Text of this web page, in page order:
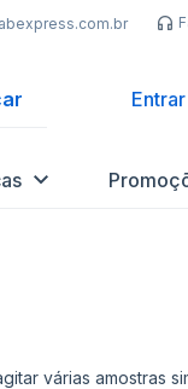
Entrar
várias amostras